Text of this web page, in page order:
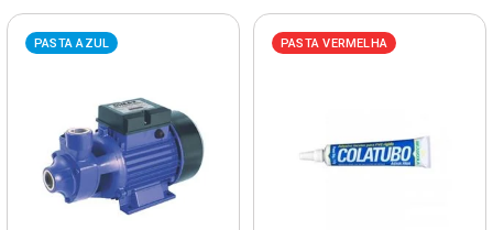
PASTA AZUL PASTA VERMELHA